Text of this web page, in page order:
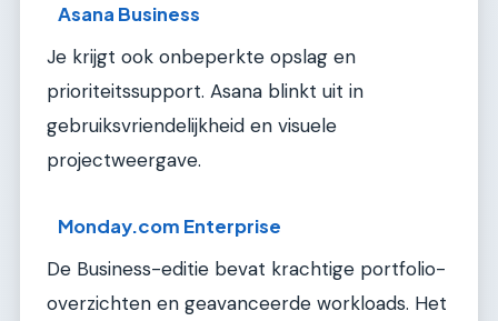
Asana Business
Je krijgt ook onbeperkte opslag en
prioriteitssupport. Asana blinkt uit in
gebruiksvriendelijkheid en visuele
projectweergave.
Monday.com Enterprise
De Business-editie bevat krachtige portfolio-
overzichten en geavanceerde workloads. Het